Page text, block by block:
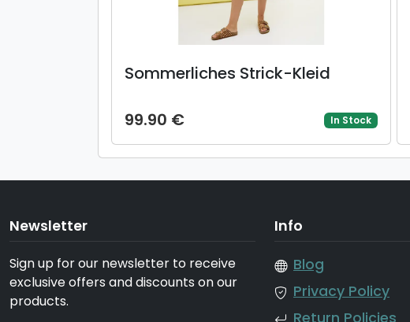
Sommerliches Strick-Kleid
99.90 € In Stock
Newsletter
Sign up for our newsletter to receive
exclusive offers and discounts on our
products.
Info
Blog
Privacy Policy